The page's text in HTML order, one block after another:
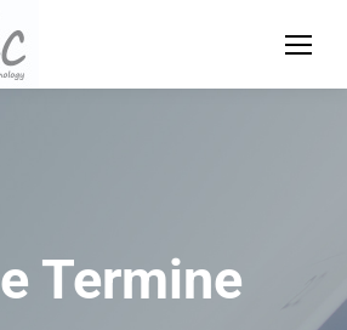
Termine